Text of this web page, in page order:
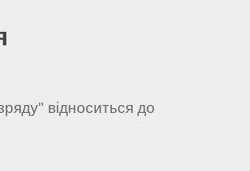
відноситься до